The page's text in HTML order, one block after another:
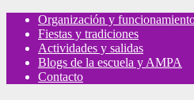
Organización y
Fiestas y tradiciones
Actividades y salidas
Blogs de la escuela y AMPA
Contacto